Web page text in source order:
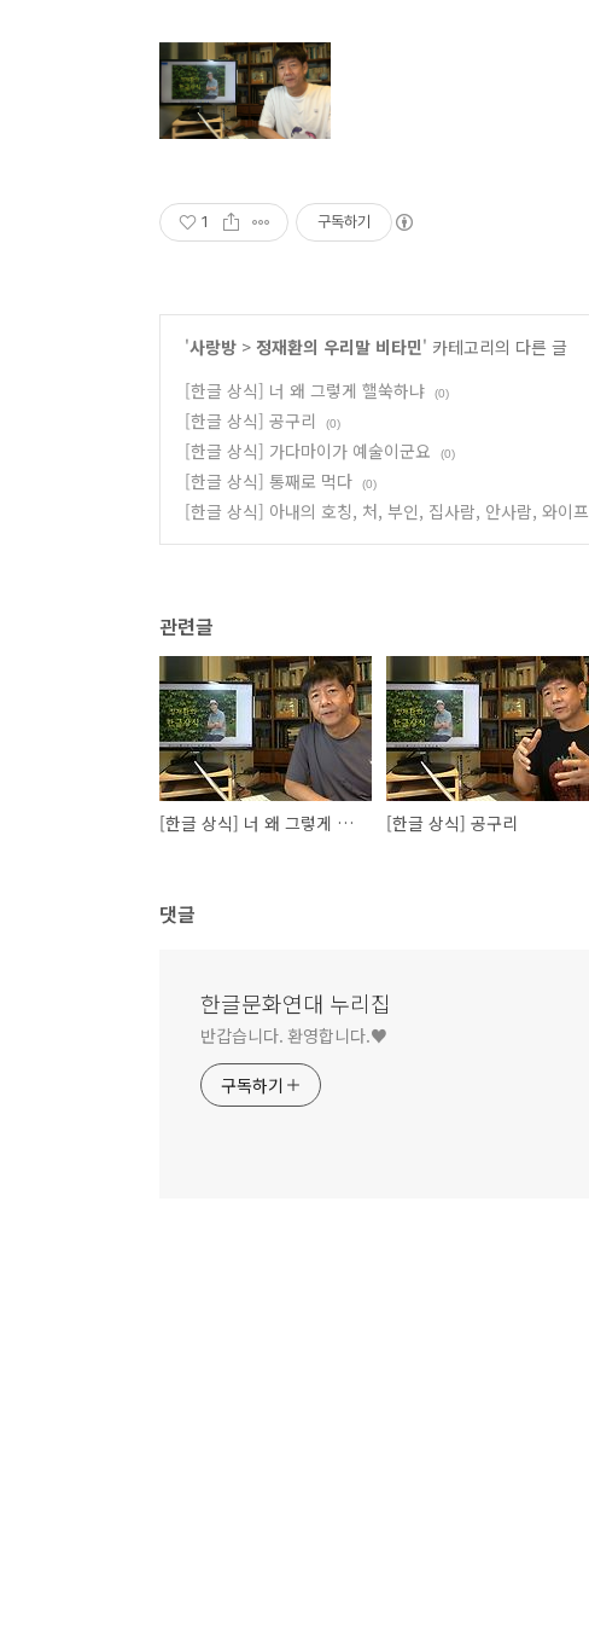
1 구독하기
'사랑방 > 정재환의 우리말 비타민' 카테고리의 다른 글
[한글 상식] 너 왜 그렇게 핼쑥하냐
(0)
[한글 상식] 공구리 (0)
[한글 상식] 가다마이가 예술이군요 (0)
[한글 상식] 통째로 먹다 (0)
[한글 상식] 아내의 호칭, 처, 부인, 집사람, 안사람, 와이프
관련글
[한글 상식] 너 왜 그렇게 핼쑥하냐 [한글 상식] 공구리
댓글
한글문화연대 누리집
반갑습니다. 환영합니다.♥
구독하기